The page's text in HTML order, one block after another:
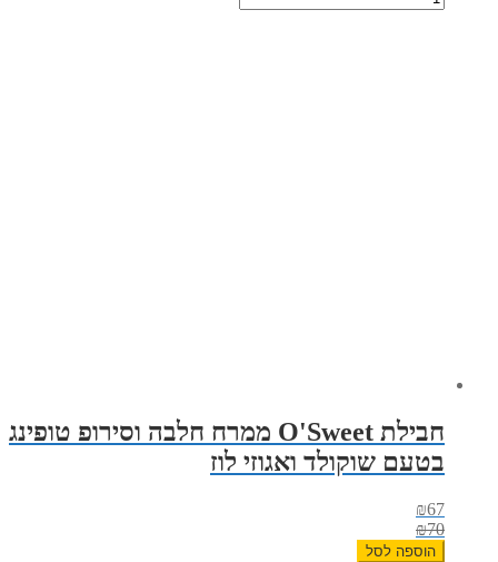
חבילת O'Sweet ממרח חלבה וסירופ טופינג
בטעם שוקולד ואגוזי לוז
₪67
₪70
הוספה לסל